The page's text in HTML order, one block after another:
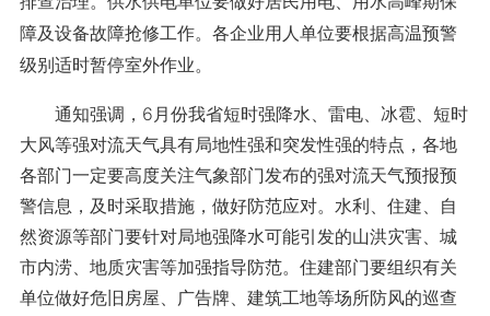
障及设备故障抢修工作。各企业用人单位要根据高温预警
级别适时暂停室外作业。
通知强调，6月份我省短时强降水、雷电、冰雹、短时
大风等强对流天气具有局地性强和突发性强的特点，各地
各部门一定要高度关注气象部门发布的强对流天气预报预
警信息，及时采取措施，做好防范应对。水利、住建、自
然资源等部门要针对局地强降水可能引发的山洪灾害、城
市内涝、地质灾害等加强指导防范。住建部门要组织有关
单位做好危旧房屋、广告牌、建筑工地等场所防风的巡查